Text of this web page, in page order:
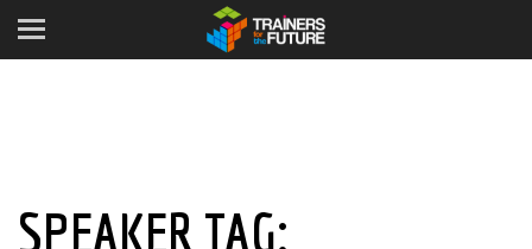
SPEAKER TAG: